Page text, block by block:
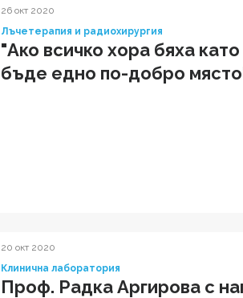
26 окт 2020
Лъчетерапия и радиохирургия
"Ако всичко хора бяха
бъде едно по-добро
20 окт 2020
Клинична лаборатория
Проф. Радка Аргирова с